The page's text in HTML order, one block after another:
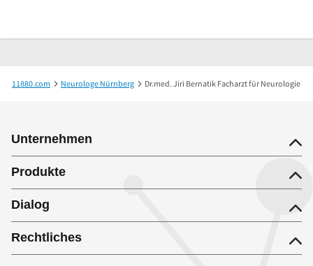
11880.com Neurologe Nürnberg Dr.med. Jiri Bernatik Facharzt für Neurologie
Unternehmen
Produkte
Dialog
Rechtliches